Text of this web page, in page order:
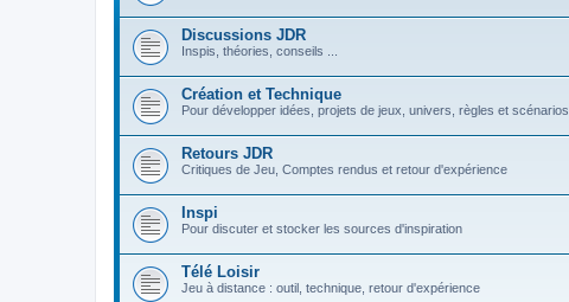
Discussions JDR
Inspis, théories, conseils ...
Création et Technique
Pour développer idées, projets de jeux, univers, règles et scénarios
Retours JDR
Critiques de Jeu, Comptes rendus et retour d'expérience
Inspi
Pour discuter et stocker les sources d'inspiration
Télé Loisir
Jeu à distance : outil, technique, retour d'expérience